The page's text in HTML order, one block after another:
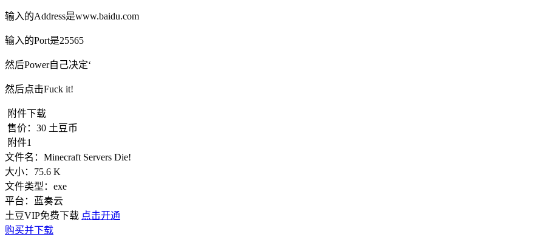
输入的Address是www.baidu.com
输入的Port是25565
然后Power自己决定‘
然后点击Fuck it!
附件下载
售价： 30 土豆币
附件1
文件名： Minecraft Servers Die!
大小： 75.6 K
文件类型： exe
平台：
蓝奏云
土豆VIP免费下载 点击开通
购买并下载